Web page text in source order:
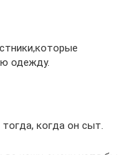
одежду.
когда он сыт.